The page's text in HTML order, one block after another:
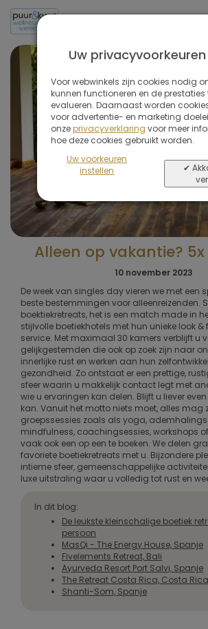
Alleen op vakantie?
10 november 2023
De week van singles day vieren we met een
beste bestemmingen voor alleenreizenden.
boektiekretreats, het is een match made in
stijlvolle boetiekhotels met hun unieke look &
service. Met maximaal 30 kamers verblijft u
gelijkgestemden die ook op zoek zijn naar
innerlijke rust en werken aan hun
gezondheid. Zo ontstaat er een prettige,
sfeer waarin u makkelijk contact legt met
wie u ervaringen kan delen. Blijft u liever
kan. Vanuit het motto niets moet, alles mag
groepssessies zoals als yoga,
mindfulness, coachingsessies, workshops
vaak ook een op een te boeken. We delen
favoriete boetiekretreats met u. Bijzondere
intieme sfeer, gemeenschappelijke
luxe uitstraling waar u volledig tot rust en
In dit blog:
De leukste kleinschalige boetiek
persoon
MasQi - The Energy House, Spanje
Fivelements Retreat, Bali
Ayurveda Resort Port Salvi, Spanje
The Retreat Costa Rica, Costa Rica
Shanti-Som, Spanje
Uw privacyvoorkeuren
Voor webwinkels zijn cookies nodig
kunnen functioneren en de prestaties
evalueren. Daarnaast worden
voor advertentie- en marketing
onzeprivacyverklaring voor meer
hoe deze cookies gebruikt worden.
Uw voorkeuren
instellen
✔